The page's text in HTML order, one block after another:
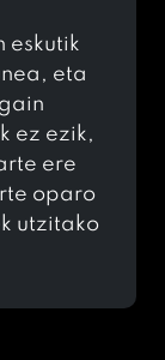
eskutik
eta
ez ezik,
ere
oparo
utzitako